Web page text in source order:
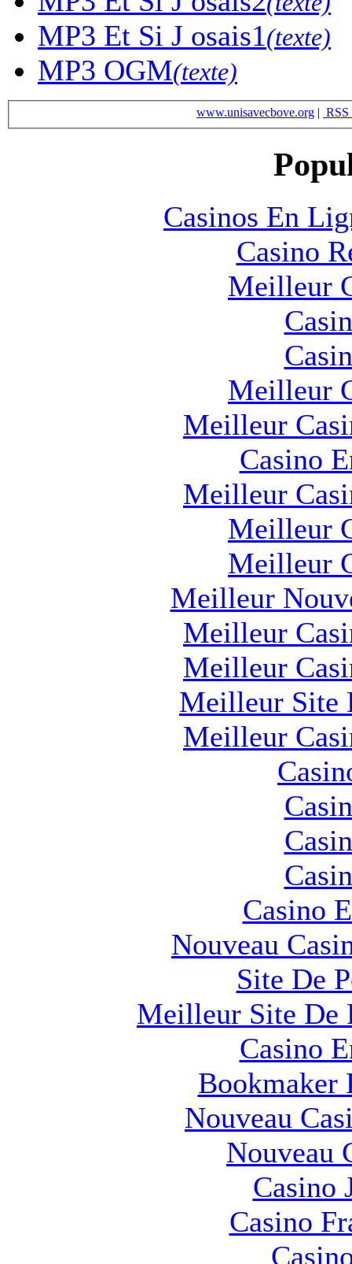
MP3 Et Si J osais1(texte)
MP3 OGM(texte)
www.unisavecbove.org | RSS
Casinos En
Casino
Meilleur
Meilleur
Meilleur
Casino
Meilleur
Meilleur
Meilleur
Meilleur
Meilleur
Meilleur
Meilleur Site
Meilleur
Casino
Nouveau
Site De
Meilleur Site De
Casino
Bookmaker
Nouveau
Nouveau
Casino
Casino